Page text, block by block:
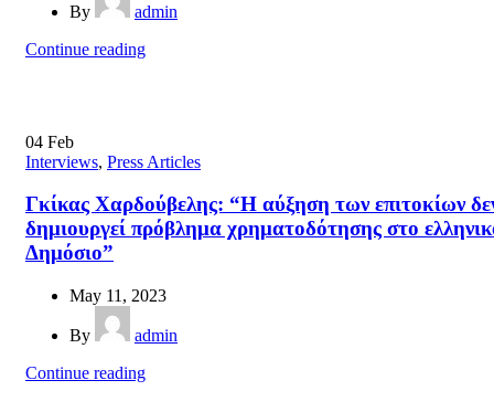
By
admin
Continue reading
04 Feb
Interviews, Press Articles
Γκίκας Χαρδούβελης: “Η αύξηση των επιτοκίων
δημιουργεί πρόβλημα χρηματοδότησης στο
Δημόσιο”
May 11, 2023
By
admin
Continue reading